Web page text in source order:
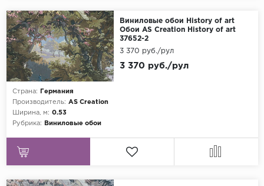
Виниловые обои History of art
Обои AS Creation History of art
37652-2
Страна:
Германия
Производитель: AS Creation
Ширина, м: 0.53
Рубрика:
Виниловые обои
3 370 руб./рул
3 370 руб./рул